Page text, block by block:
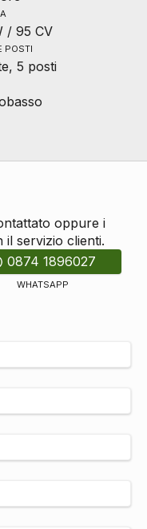
/ 95 CV
POSTI
5 posti
oppure i
servizio clienti.
0874 1896027
WHATSAPP